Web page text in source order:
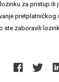
za pristup
pretplatničkog
ste zaboravili